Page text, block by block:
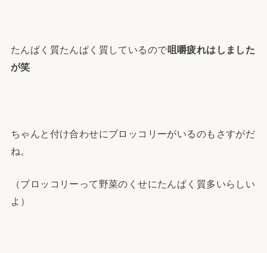
たんぱく質たんぱく質しているので咀嚼疲れはしました
が笑
ちゃんと付け合わせにブロッコリーがいるのもさすがだ
ね。
（ブロッコリーって野菜のくせにたんぱく質多いらしい
よ）